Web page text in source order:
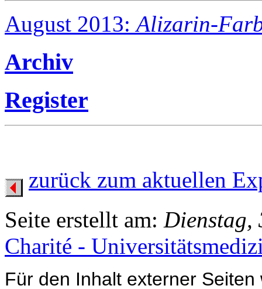
August 2013:Alizarin-
Archiv
Register
zurück zum aktuellen
Seite erstellt am: Dienstag,
Charité -
Für den Inhalt externer